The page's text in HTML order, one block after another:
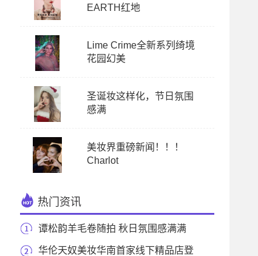
EARTH红地
Lime Crime全新系列绮境
花园幻美
圣诞妆这样化，节日氛围
感满
美妆界重磅新闻！！！
Charlot
热门资讯
谭松韵羊毛卷随拍 秋日氛围感满满
华伦天奴美妆华南首家线下精品店登